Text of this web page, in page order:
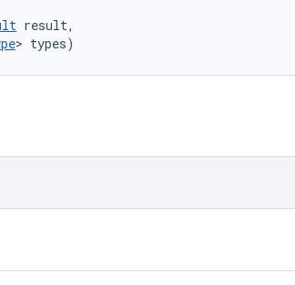
result,
> types)